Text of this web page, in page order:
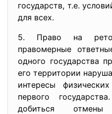
государств, т.е.
для всех.
5. Право на
правомерные
одного государства
его территории
интересы
первого
добиться отмены